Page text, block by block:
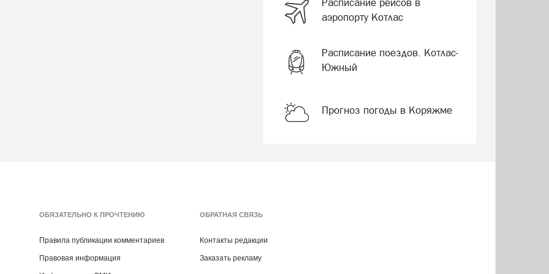
аэропорту Котлас
Расписание поездов. Котлас-
Южный
Прогноз погоды в Коряжме
ОБЯЗАТЕЛЬНО К ПРОЧТЕНИЮ
Правила публикации комментариев
Правовая информация
ОБРАТНАЯ СВЯЗЬ
Контакты редакции
Заказать рекламу